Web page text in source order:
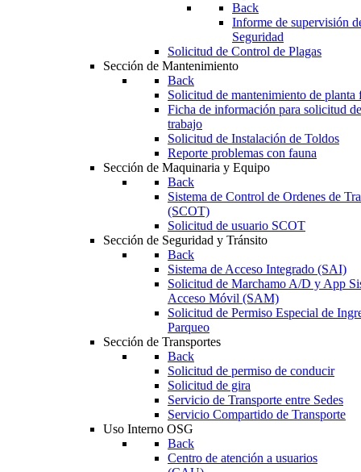
Back
Informe de supervisión
Seguridad
Solicitud de Control de Plagas
Sección de Mantenimiento
Back
Solicitud de mantenimiento de planta
Ficha de información para solicitud
trabajo
Solicitud de Instalación de Toldos
Reporte problemas con fauna
Sección de Maquinaria y Equipo
Back
Sistema de Control de Ordenes de
(SCOT)
Solicitud de usuario SCOT
Sección de Seguridad y Tránsito
Back
Sistema de Acceso Integrado (SAI)
Solicitud de Marchamo A/D y App
Acceso Móvil (SAM)
Solicitud de Permiso Especial de
Parqueo
Sección de Transportes
Back
Solicitud de permiso de conducir
Solicitud de gira
Servicio de Transporte entre Sedes
Servicio Compartido de Transporte
Uso Interno OSG
Back
Centro de atención a usuarios